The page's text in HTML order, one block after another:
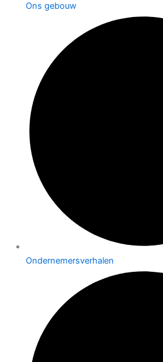
Ons gebouw
Ondernemersverhalen